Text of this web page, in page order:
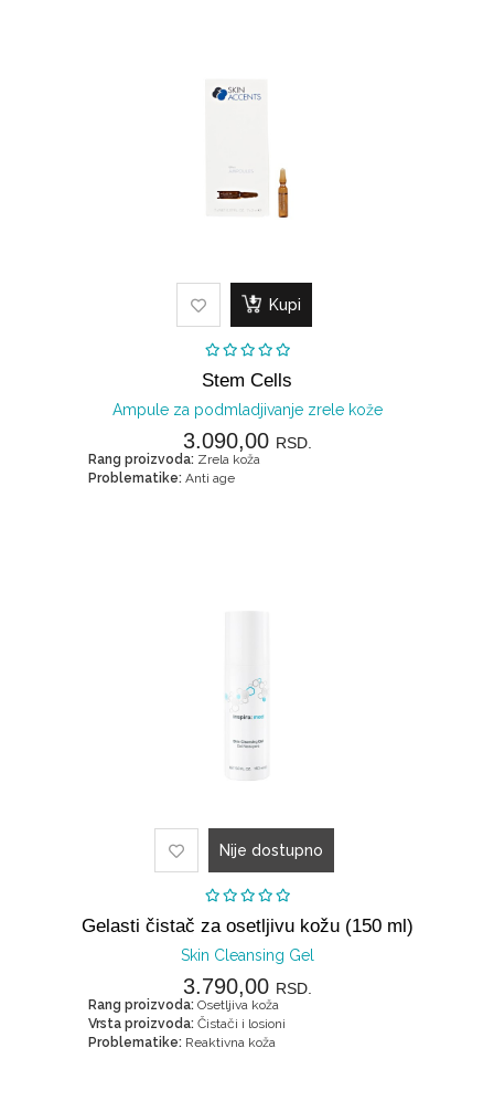
Kupi
Stem Cells
Ampule za podmladjivanje zrele kože
3.090,00 RSD.
Rang proizvoda: Zrela koža
Problematike: Anti age
Nije dostupno
Gelasti čistač za osetljivu kožu (150 ml)
Skin Cleansing Gel
3.790,00 RSD.
Rang proizvoda: Osetljiva koža
Vrsta proizvoda: Čistači i losioni
Problematike: Reaktivna koža